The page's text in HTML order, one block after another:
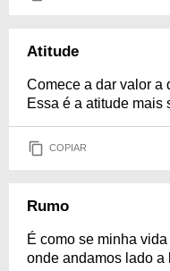
Atitude
Comece a dar valor a
Essa é a atitude mais
COPIAR
Rumo
É como se minha
onde andamos lado a